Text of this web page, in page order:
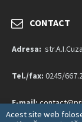
CONTACT
Adresa:
Tel./fax: 0245/
E-mail:
Acest site web